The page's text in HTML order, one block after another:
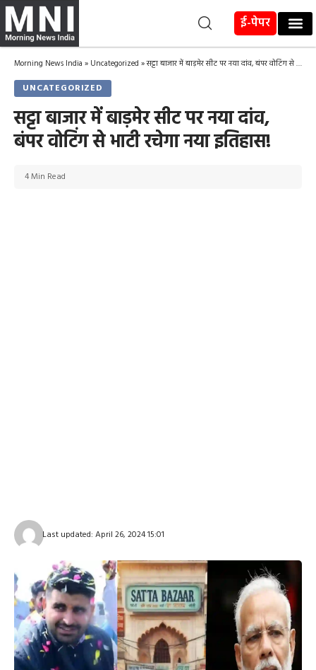
ई-पेपर
Morning News India » Uncategorized »सट्टा बाजार में बाड़मेर सीट पर नया दांव, बंपर वोटिंग से भाटी रचेगा नया इतिहास!
UNCATEGORIZED
सट्टा बाजार में बाड़मेर सीट पर नया दांव,
बंपर वोटिंग से भाटी रचेगा नया इतिहास!
Last updated: April 26, 2024 15:01
4 Min Read